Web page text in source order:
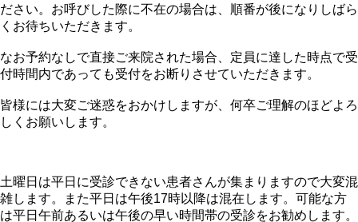
ださい。お呼びした際に不在の場合は、順番が後になりしばら
くお待ちいただきます。
なお予約なしで直接ご来院された場合、定員に達した時点で受
付時間内であっても受付をお断りさせていただきます。
皆様には大変ご迷惑をおかけしますが、何卒ご理解のほどよろ
しくお願いします。
土曜日は平日に受診できない患者さんが集まりますので大変混
雑します。また平日は午後17時以降は混在します。可能な方
は平日午前あるいは午後の早い時間帯の受診をお勧めします。